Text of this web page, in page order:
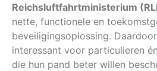
Reichsluftfahrtministerium
nette, functionele en
beveiligingsoplossing.
interessant voor particulieren
die hun pand beter willen